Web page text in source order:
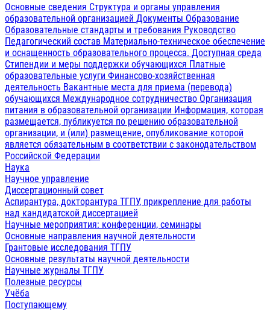
Основные сведения Структура и органы управления
образовательной организацией Документы Образование
Образовательные стандарты и требования Руководство
Педагогический состав Материально-техническое обеспечение
и оснащенность образовательного процесса. Доступная среда
Стипендии и меры поддержки обучающихся Платные
образовательные услуги Финансово-хозяйственная
деятельность Вакантные места для приема (перевода)
обучающихся Международное сотрудничество Организация
питания в образовательной организации Информация, которая
размещается, публикуется по решению образовательной
организации, и (или) размещение, опубликование которой
является обязательным в соответствии с законодательством
Российской Федерации
Наука
Научное управление
Диссертационный совет
Аспирантура, докторантура ТГПУ, прикрепление для работы
над кандидатской диссертацией
Научные мероприятия: конференции, семинары
Основные направления научной деятельности
Грантовые исследования ТГПУ
Основные результаты научной деятельности
Научные журналы ТГПУ
Полезные ресурсы
Учёба
Поступающему